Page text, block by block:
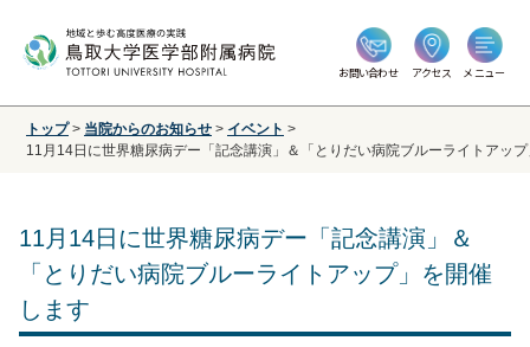
お問い合わせ アクセス メニュー
トップ > 当院からのお知らせ > イベント >
11月14日に世界糖尿病デー「記念講演」＆「とりだい病院ブルーライトアッ
11月14日に世界糖尿病デー「記念講演」＆
「とりだい病院ブルーライトアップ」を開催
します